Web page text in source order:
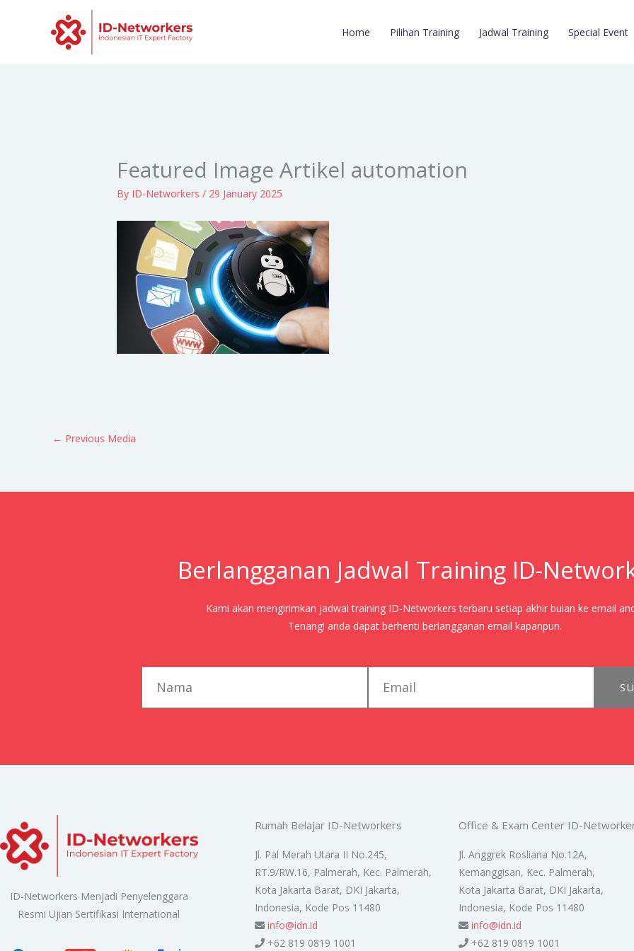
Home Pilihan Training Jadwal Training Special Event
Featured Image Artikel automation
By ID-Networkers/ 29 January 2025
← Previous Media
Berlangganan Jadwal Training ID-
Kami akan mengirimkan jadwal training ID-Networkers terbaru setiap akhir bulan ke email
Tenang! anda dapat berhenti berlangganan email kapanpun.
ID-Networkers Menjadi Penyelenggara
Resmi Ujian Sertifikasi International
Rumah Belajar ID-Networkers
Jl. Pal Merah Utara II No.245,
RT.9/RW.16, Palmerah, Kec. Palmerah,
Kota Jakarta Barat, DKI Jakarta,
Indonesia, Kode Pos 11480
info@idn.id
+62 819 0819 1001
Office & Exam Center ID-
Jl. Anggrek Rosliana No.12A,
Kemanggisan, Kec. Palmerah,
Kota Jakarta Barat, DKI Jakarta,
Indonesia, Kode Pos 11480
info@idn.id
+62 819 0819 1001